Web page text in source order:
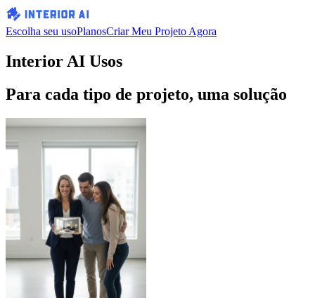
Escolha seu usoPlanosCriar Meu Projeto Agora
Interior AI Usos
Para cada tipo de projeto, uma solução